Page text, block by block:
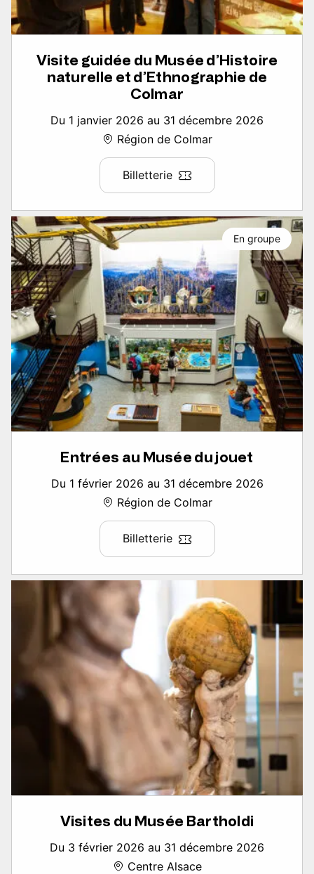
Visite guidée du Musée d’Histoire
naturelle et d’Ethnographie de
Colmar
Du 1 janvier 2026 au 31 décembre 2026
Région de Colmar
Billetterie
Entrées au Musée du jouet
Du 1 février 2026 au 31 décembre 2026
Région de Colmar
Billetterie
En groupe
Visites du Musée Bartholdi
Du 3 février 2026 au 31 décembre 2026
Centre Alsace